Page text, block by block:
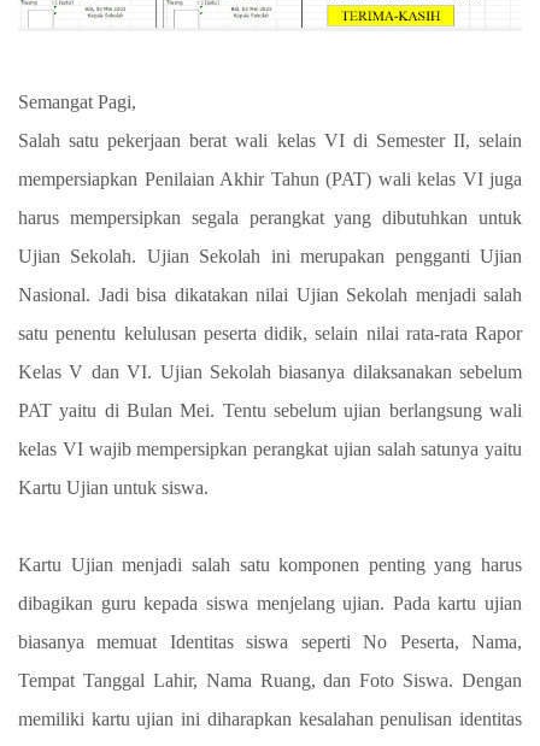
Semangat Pagi,
Salah satu pekerjaan berat wali kelas VI di Semester II, selain
mempersiapkan Penilaian Akhir Tahun (PAT) wali kelas VI juga
harus mempersipkan segala perangkat yang dibutuhkan untuk
Ujian Sekolah. Ujian Sekolah ini merupakan pengganti Ujian
Nasional. Jadi bisa dikatakan nilai Ujian Sekolah menjadi salah
satu penentu kelulusan peserta didik, selain nilai rata-rata Rapor
Kelas V dan VI. Ujian Sekolah biasanya dilaksanakan sebelum
PAT yaitu di Bulan Mei. Tentu sebelum ujian berlangsung wali
kelas VI wajib mempersipkan perangkat ujian salah satunya yaitu
Kartu Ujian untuk siswa.
Kartu Ujian menjadi salah satu komponen penting yang harus
dibagikan guru kepada siswa menjelang ujian. Pada kartu ujian
biasanya memuat Identitas siswa seperti No Peserta, Nama,
Tempat Tanggal Lahir, Nama Ruang, dan Foto Siswa. Dengan
memiliki kartu ujian ini diharapkan kesalahan penulisan identitas